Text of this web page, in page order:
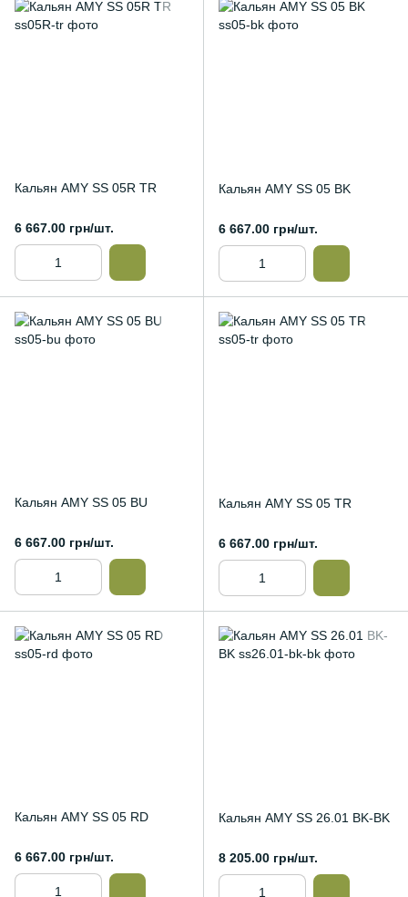
Кальян AMY SS 05R TR
6 667.00 грн/шт.
Кальян AMY SS 05 BK
6 667.00 грн/шт.
Кальян AMY SS 05 BU
6 667.00 грн/шт.
Кальян AMY SS 05 TR
6 667.00 грн/шт.
Кальян AMY SS 05 RD
6 667.00 грн/шт.
Кальян AMY SS 26.01 BK-BK
8 205.00 грн/шт.